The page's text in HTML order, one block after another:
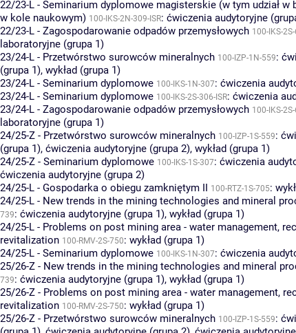
22/23-L - Seminarium dyplomowe magisterskie (w tym udział w
w kole naukowym) 100-IKS-2N-309-ISR: ćwiczenia audytoryjne
22/23-L - Zagospodarowanie odpadów przemysłowych 100-IKS-
laboratoryjne (grupa 1)
23/24-L - Przetwórstwo surowców mineralnych 100-IZP-1N-559:
(grupa 1), wykład (grupa 1)
23/24-L - Seminarium dyplomowe 100-IKS-1N-307: ćwiczenia
23/24-L - Seminarium dyplomowe 100-IKS-2S-306-ISR: ćwiczenia
23/24-L - Zagospodarowanie odpadów przemysłowych 100-IKS-
laboratoryjne (grupa 1)
24/25-Z - Przetwórstwo surowców mineralnych 100-IZP-1S-559:
(grupa 1), ćwiczenia audytoryjne (grupa 2), wykład (grupa 1)
24/25-Z - Seminarium dyplomowe 100-IKS-1S-307: ćwiczenia
ćwiczenia audytoryjne (grupa 2)
24/25-L - Gospodarka o obiegu zamkniętym II 100-RTZ-1S-705:
24/25-L - New trends in the mining technologies and mineral
739: ćwiczenia audytoryjne (grupa 1), wykład (grupa 1)
24/25-L - Problems on post mining area - water management,
revitalization 100-RMV-2S-750: wykład (grupa 1)
24/25-L - Seminarium dyplomowe 100-IKS-1N-307: ćwiczenia
25/26-Z - New trends in the mining technologies and mineral
739: ćwiczenia audytoryjne (grupa 1), wykład (grupa 1)
25/26-Z - Problems on post mining area - water management,
revitalization 100-RMV-2S-750: wykład (grupa 1)
25/26-Z - Przetwórstwo surowców mineralnych 100-IZP-1S-559: